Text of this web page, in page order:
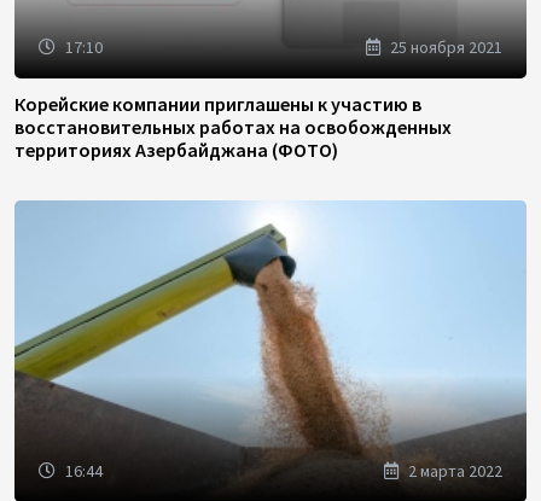
17:10 25 ноября 2021
Корейские компании приглашены к участию в
восстановительных работах на освобожденных
территориях Азербайджана (ФОТО)
16:44 2 марта 2022